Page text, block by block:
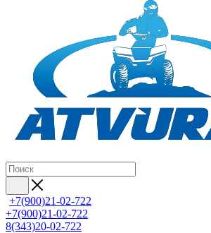
+7(900)21-02-722
+7(900)21-02-722
8(343)20-02-722